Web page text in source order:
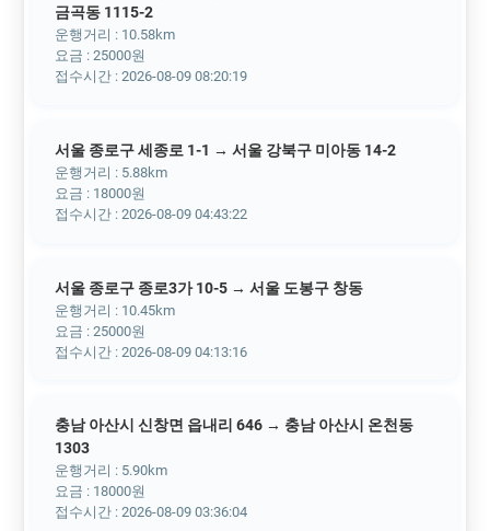
금곡동 1115-2
운행거리 : 10.58km
요금 : 25000원
접수시간 : 2026-08-09 08:20:19
서울 종로구 세종로 1-1 → 서울 강북구 미아동 14-2
운행거리 : 5.88km
요금 : 18000원
접수시간 : 2026-08-09 04:43:22
서울 종로구 종로3가 10-5 → 서울 도봉구 창동
운행거리 : 10.45km
요금 : 25000원
접수시간 : 2026-08-09 04:13:16
충남 아산시 신창면 읍내리 646 → 충남 아산시 온천동
1303
운행거리 : 5.90km
요금 : 18000원
접수시간 : 2026-08-09 03:36:04